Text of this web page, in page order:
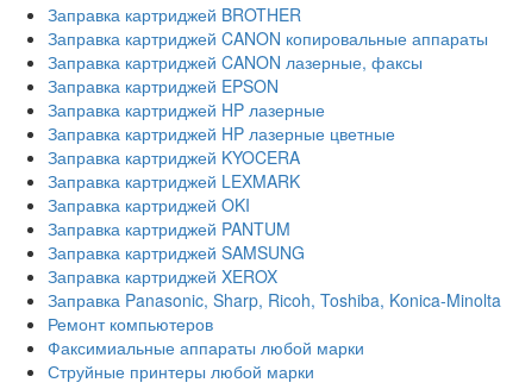
Заправка картриджей BROTHER
Заправка картриджей CANON копировальные аппараты
Заправка картриджей CANON лазерные, факсы
Заправка картриджей EPSON
Заправка картриджей HP лазерные
Заправка картриджей HP лазерные цветные
Заправка картриджей KYOCERA
Заправка картриджей LEXMARK
Заправка картриджей OKI
Заправка картриджей PANTUM
Заправка картриджей SAMSUNG
Заправка картриджей XEROX
Заправка Panasonic, Sharp, Ricoh, Toshiba, Konica-Minolta
Ремонт компьютеров
Факсимиальные аппараты любой марки
Струйные принтеры любой марки